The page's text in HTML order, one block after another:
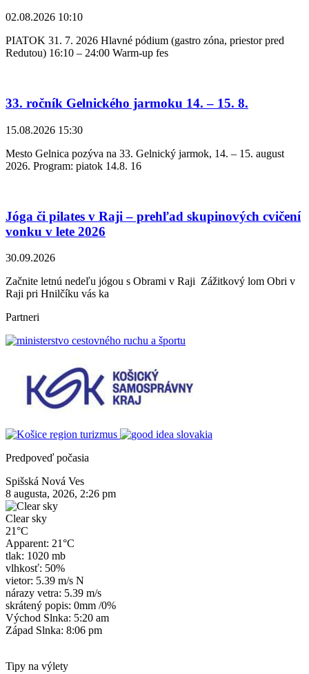
02.08.2026 10:10
PIATOK 31. 7. 2026 Hlavné pódium (gastro zóna, priestor pred
Redutou) 16:10 – 24:00 Warm-up fes
33. ročník Gelnického jarmoku 14. – 15. 8.
15.08.2026 15:30
Mesto Gelnica pozýva na 33. Gelnický jarmok, 14. – 15. august
2026. Program: piatok 14.8. 16
Jóga či pilates v Raji – prehľad skupinových cvičení
vonku v lete 2026
30.09.2026
Začnite letnú nedeľu jógou s Obrami v Raji Zážitkový lom Obri v
Raji pri Hnilčíku vás ka
Partneri
Predpoveď počasia
Spišská Nová Ves
8 augusta, 2026, 2:26 pm
Clear sky
21°C
Apparent: 21°C
tlak: 1020 mb
vlhkosť: 50%
vietor: 5.39 m/s N
nárazy vetra: 5.39 m/s
skrátený popis: 0mm /0%
Východ Slnka: 5:20 am
Západ Slnka: 8:06 pm
Tipy na výlety